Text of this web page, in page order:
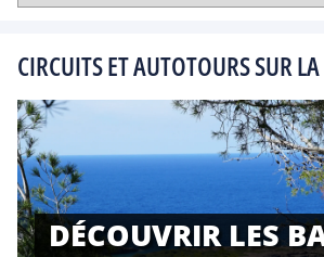
CIRCUITS ET AUTOTOURS SUR
DÉCOUVRIR LES